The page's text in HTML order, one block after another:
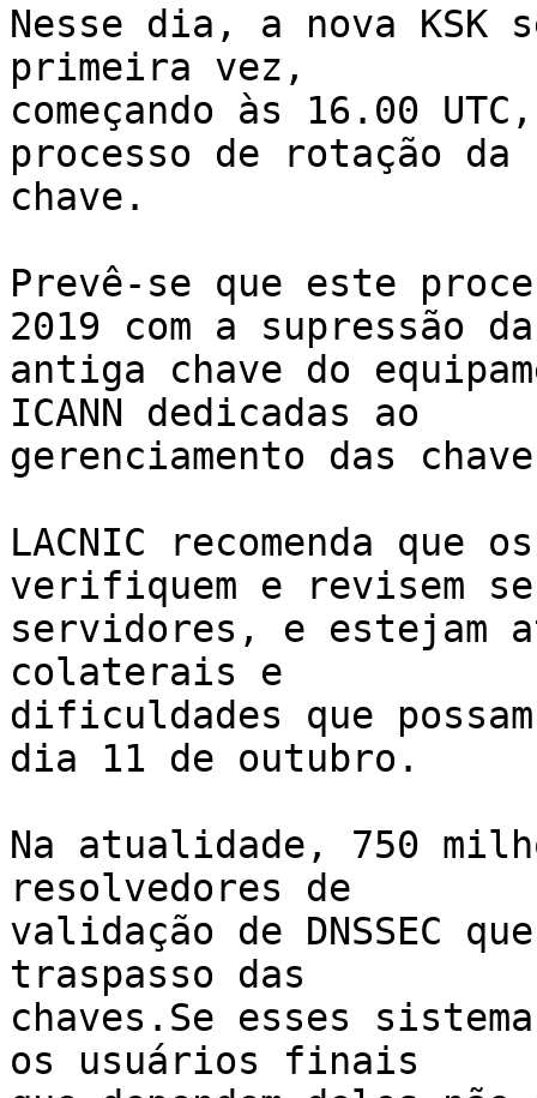
Nesse dia, a nova KSK
primeira vez,
começando às 16.00
processo de rotação da
chave.
Prevê-se que este
2019 com a supressão
antiga chave do
ICANN dedicadas ao
gerenciamento das
LACNIC recomenda que
verifiquem e revisem
servidores, e estejam
colaterais e
dificuldades que
dia 11 de outubro.
Na atualidade, 750
resolvedores de
validação de DNSSEC
traspasso das
chaves.Se esses
os usuários finais